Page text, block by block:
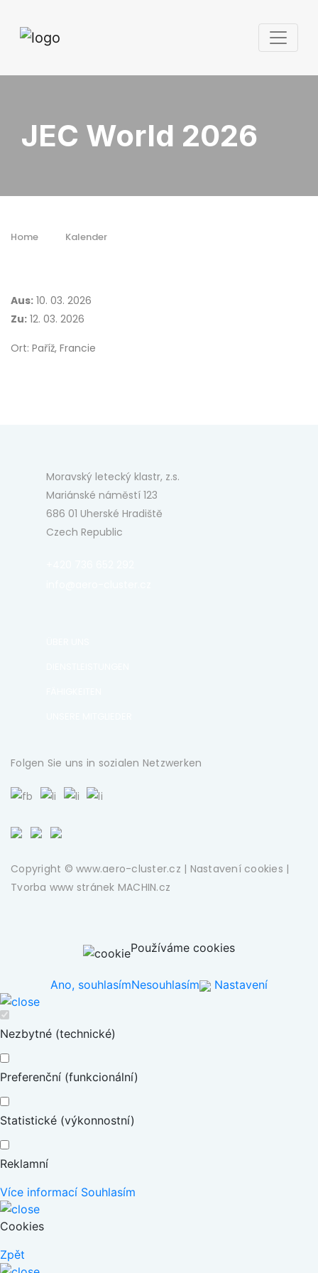
JEC World 2026
Home Kalender
Aus: 10. 03. 2026
Zu: 12. 03. 2026
Ort: Paříž, Francie
Moravský letecký klastr, z.s.
Mariánské náměstí 123
686 01 Uherské Hradiště
Czech Republic
Folgen Sie uns in sozialen Netzwerken
Copyright © www.aero-cluster.cz | Nastavení cookies |
Tvorba www stránek MACHIN.cz
Používáme cookies
Ano, souhlasímNesouhlasím Nastavení
Nezbytné (technické)
Preferenční (funkcionální)
Statistické (výkonnostní)
Reklamní
Více informací Souhlasím
Cookies
Zpět